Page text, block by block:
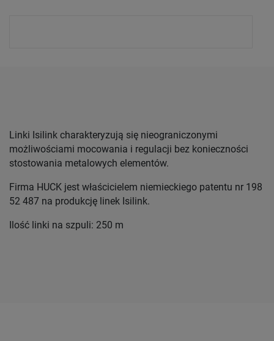
Linki Isilink charakteryzują się nieograniczonymi
możliwościami mocowania i regulacji bez konieczności
stostowania metalowych elementów.
Firma HUCK jest właścicielem niemieckiego patentu nr 198
52 487 na produkcję linek Isilink.
Ilość linki na szpuli: 250 m